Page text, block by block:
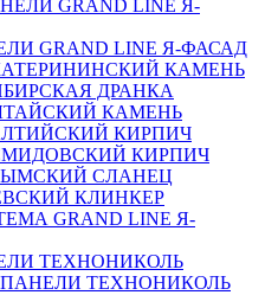
GRAND LINE Я-ФАСАД
КАМЕНЬ
ДРАНКА
КАМЕНЬ
КИРПИЧ
КИРПИЧ
СЛАНЕЦ
КЛИНКЕР
GRAND LINE Я-
ТЕХНОНИКОЛЬ
ТЕХНОНИКОЛЬ